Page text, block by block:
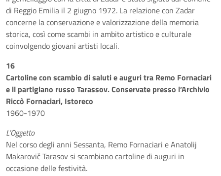
di Reggio Emilia il 2 giugno 1972. La relazione con Zadar
concerne la conservazione e valorizzazione della memoria
storica, così come scambi in ambito artistico e culturale
coinvolgendo giovani artisti locali.
16
Cartoline con scambio di saluti e auguri tra Remo Fornaciari
e il partigiano russo Tarassov. Conservate presso l’Archivio
Riccò Fornaciari, Istoreco
1960-1970
L’Oggetto
Nel corso degli anni Sessanta, Remo Fornaciari e Anatolij
Makarovič Tarasov si scambiano cartoline di auguri in
occasione delle festività.